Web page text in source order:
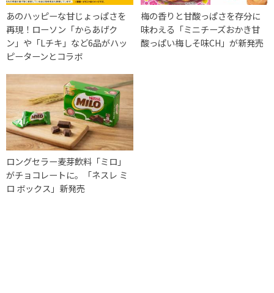
あのハッピーな甘じょっぱさを
再現！ローソン「からあげク
ン」や「Lチキ」など6品がハッ
ピーターンとコラボ
梅の香りと甘酸っぱさを存分に
味わえる「ミニチーズおかき甘
酸っぱい梅しそ味CH」が新発売
ロングセラー麦芽飲料「ミロ」
がチョコレートに。「ネスレ ミ
ロ ボックス」新発売